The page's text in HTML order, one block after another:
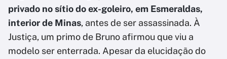
privado no sítio do ex-goleiro, em Esmeraldas,
interior de Minas, antes de ser assassinada. À
Justiça, um primo de Bruno afirmou que viu a
modelo ser enterrada. Apesar da elucidação do